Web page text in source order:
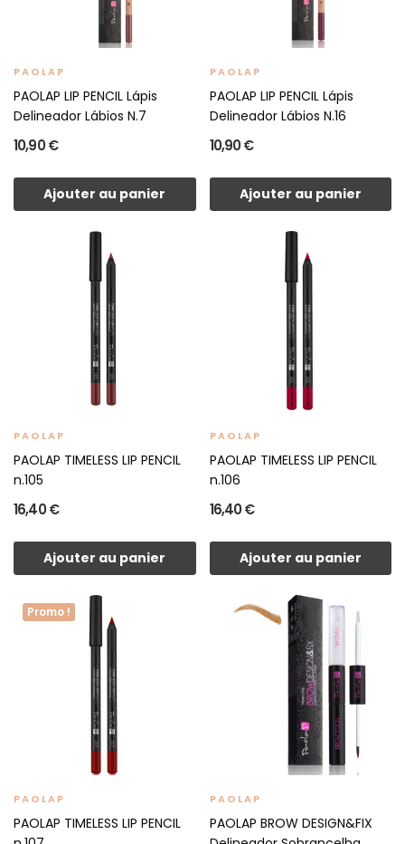
PAOLAP
PAOLAP LIP PENCIL Lápis
Delineador Lábios N.7
10,90 €
Ajouter au panier
PAOLAP
PAOLAP LIP PENCIL Lápis
Delineador Lábios N.16
10,90 €
Ajouter au panier
PAOLAP
PAOLAP TIMELESS LIP PENCIL
n.105
16,40 €
Ajouter au panier
PAOLAP
PAOLAP TIMELESS LIP PENCIL
n.106
16,40 €
Ajouter au panier
Promo !
PAOLAP
PAOLAP TIMELESS LIP PENCIL
PAOLAP
PAOLAP BROW DESIGN&FIX